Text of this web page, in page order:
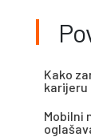
Kako
karijeru
Mobilni